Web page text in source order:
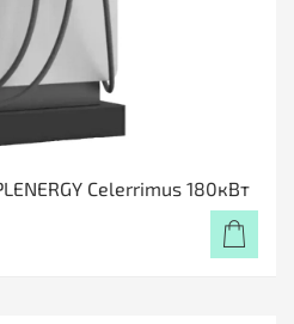
Celerrimus 180кВт